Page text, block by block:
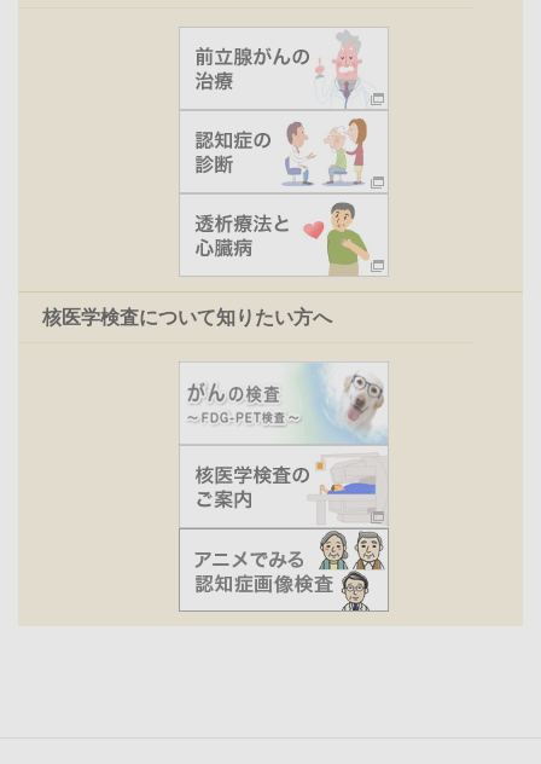
核医学検査について知りたい方へ